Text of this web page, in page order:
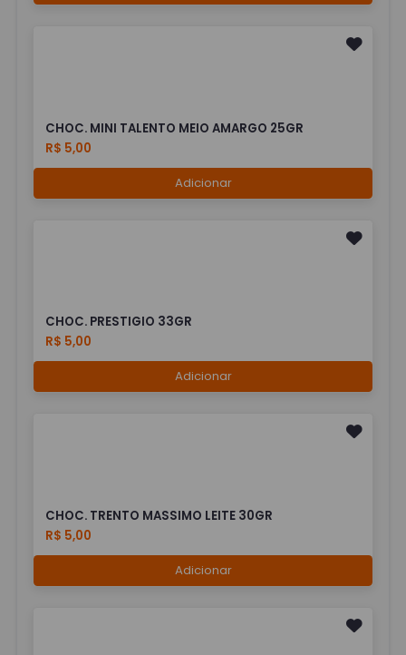
CHOC. MINI TALENTO MEIO AMARGO 25GR
R$ 5,00
Adicionar
CHOC. PRESTIGIO 33GR
R$ 5,00
Adicionar
CHOC. TRENTO MASSIMO LEITE 30GR
R$ 5,00
Adicionar